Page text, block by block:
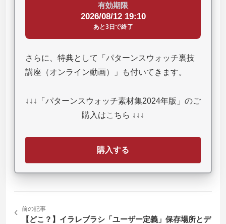
有効期限
2026/08/12 19:10
あと3日で終了
さらに、特典として「パターンスウォッチ裏技
講座（オンライン動画）」も付いてきます。
↓↓↓「パターンスウォッチ素材集2024年版」のご
購入はこちら ↓↓↓
購入する
‹ 前の記事
【どこ？】イラレブラシ「ユーザー定義」保存場所とデ